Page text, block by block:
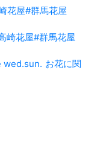
花屋#群馬花屋
お花に関